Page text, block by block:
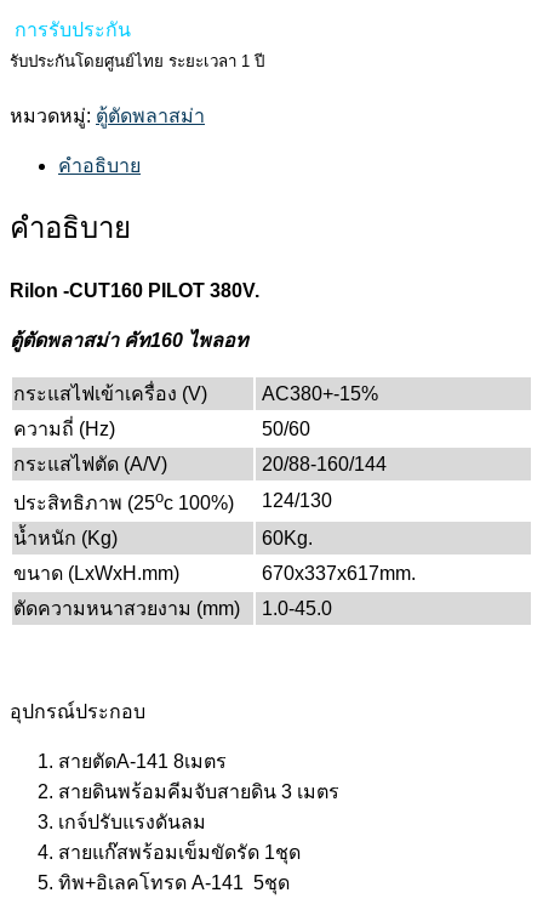
การรับประกัน
รับประกันโดยศูนย์ไทย ระยะเวลา 1 ปี
หมวดหมู่: ตู้ตัดพลาสม่า
คำอธิบาย
คำอธิบาย
Rilon -CUT160 PILOT 380V.
ตู้ตัดพลาสม่า คัท160 ไพลอท
กระแสไฟเข้าเครื่อง (V)
AC380+-15%
ความถี่ (Hz)
50/60
กระแสไฟตัด (A/V)
20/88-160/144
ประสิทธิภาพ (25oc 100%)
124/130
น้ำหนัก (Kg)
60Kg.
ขนาด (LxWxH.mm)
670x337x617mm.
ตัดความหนาสวยงาม (mm)
1.0-45.0
อุปกรณ์ประกอบ
สายตัดA-141 8เมตร
สายดินพร้อมคีมจับสายดิน 3 เมตร
เกจ์ปรับแรงดันลม
สายแก๊สพร้อมเข็มขัดรัด 1ชุด
ทิพ+อิเลคโทรด A-141 5ชุด